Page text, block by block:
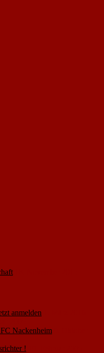
anmelden
Nackenheim
!